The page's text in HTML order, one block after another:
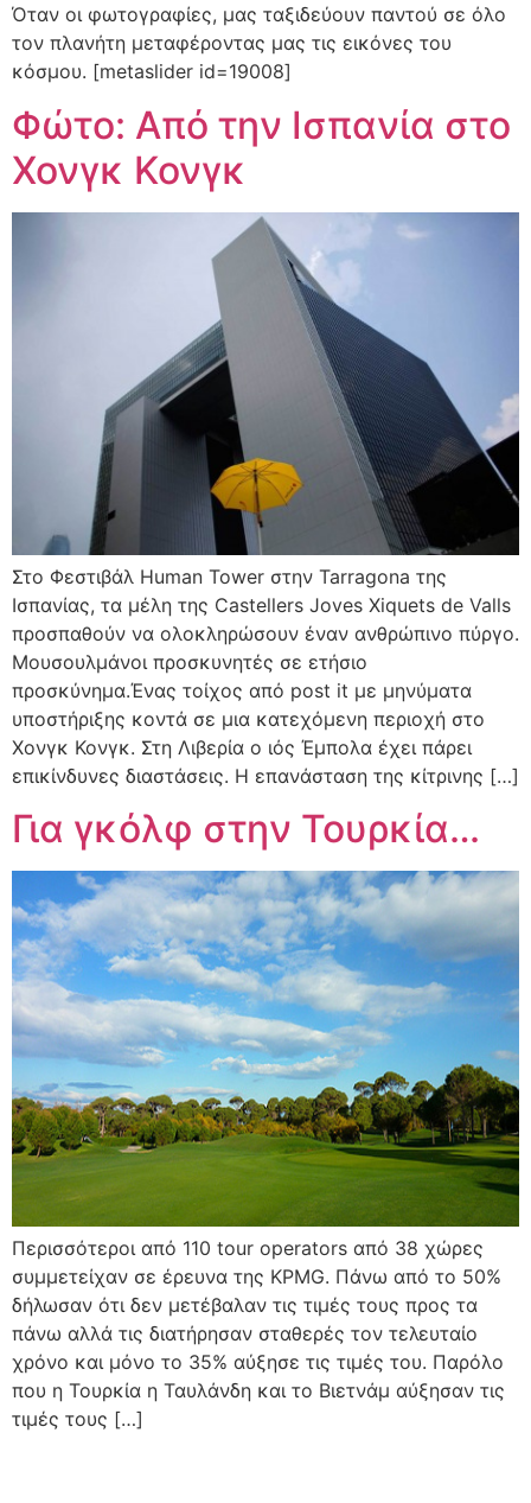
Όταν οι φωτογραφίες, μας ταξιδεύουν παντού σε όλο
τον πλανήτη μεταφέροντας μας τις εικόνες του
κόσμου. [metaslider id=19008]
Φώτο: Από την Ισπανία στο
Χονγκ Κονγκ
Στο Φεστιβάλ Human Tower στην Tarragona της
Ισπανίας, τα μέλη της Castellers Joves Xiquets de Valls
προσπαθούν να ολοκληρώσουν έναν ανθρώπινο πύργο.
Μουσουλμάνοι προσκυνητές σε ετήσιο
προσκύνημα.Ένας τοίχος από post it με μηνύματα
υποστήριξης κοντά σε μια κατεχόμενη περιοχή στο
Χονγκ Κονγκ. Στη Λιβερία ο ιός Έμπολα έχει πάρει
επικίνδυνες διαστάσεις. Η επανάσταση της κίτρινης […]
Για γκόλφ στην Τουρκία…
Περισσότεροι από 110 tour operators από 38 χώρες
συμμετείχαν σε έρευνα της KPMG. Πάνω από το 50%
δήλωσαν ότι δεν μετέβαλαν τις τιμές τους προς τα
πάνω αλλά τις διατήρησαν σταθερές τον τελευταίο
χρόνο και μόνο το 35% αύξησε τις τιμές του. Παρόλο
που η Τουρκία η Ταυλάνδη και το Βιετνάμ αύξησαν τις
τιμές τους […]